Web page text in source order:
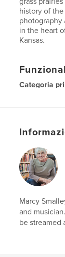
history of
photography
in the heart
Kansas.
Categoria
ISBN
Copertina
Data di
LinguaEnglish
Marcy
and
be streamed